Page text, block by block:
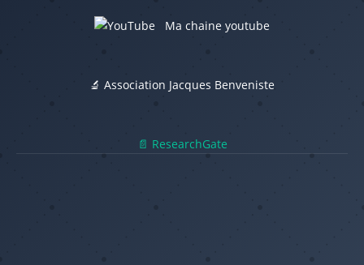
Ma chaine youtube
🔬 Association Jacques Benveniste
📄 ResearchGate